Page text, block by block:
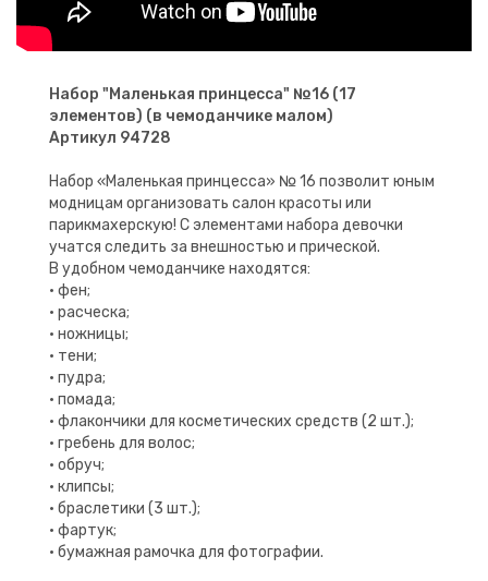
Набор "Маленькая принцесса" №16 (17
элементов) (в чемоданчике малом)
Артикул 94728
Набор «Маленькая принцесса» № 16 позволит юным
модницам организовать салон красоты или
парикмахерскую! С элементами набора девочки
учатся следить за внешностью и прической.
В удобном чемоданчике находятся:
• фен;
• расческа;
• ножницы;
• тени;
• пудра;
• помада;
• флакончики для косметических средств (2 шт.);
• гребень для волос;
• обруч;
• клипсы;
• браслетики (3 шт.);
• фартук;
• бумажная рамочка для фотографии.